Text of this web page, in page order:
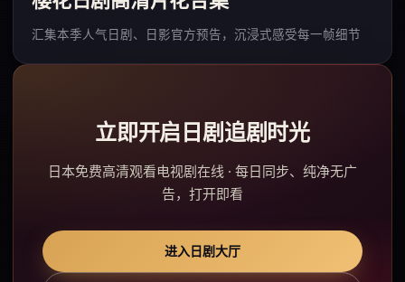
汇集本季人气日剧、日影官方预告，沉浸式感受每一帧细节
立即开启日剧追剧时光
日本免费高清观看电视剧在线 · 每日同步、纯净无广
告，打开即看
进入日剧大厅